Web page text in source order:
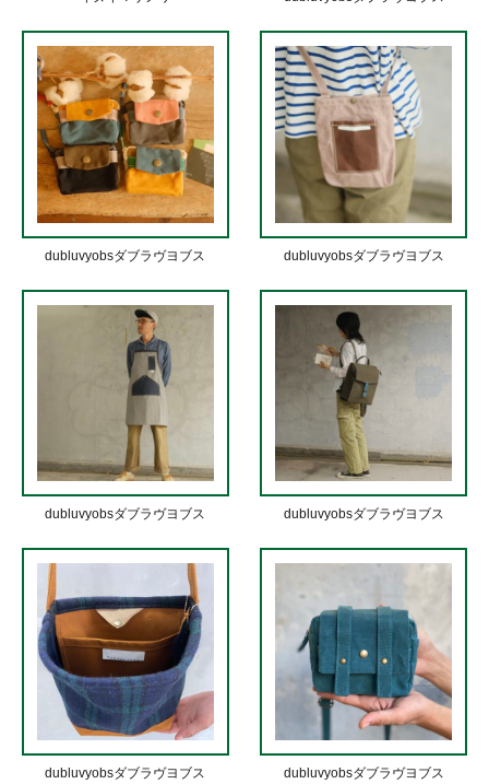
dubluvyobsダブラヴヨブス dubluvyobsダブラヴヨブス
dubluvyobsダブラヴヨブス dubluvyobsダブラヴヨブス
dubluvyobsダブラヴヨブス dubluvyobsダブラヴヨブス